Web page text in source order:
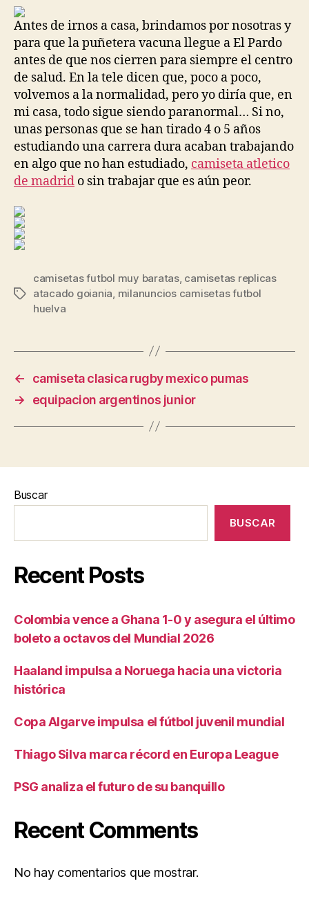
Antes de irnos a casa, brindamos por nosotras y
para que la puñetera vacuna llegue a El Pardo
antes de que nos cierren para siempre el centro
de salud. En la tele dicen que, poco a poco,
volvemos a la normalidad, pero yo diría que, en
mi casa, todo sigue siendo paranormal… Si no,
unas personas que se han tirado 4 o 5 años
estudiando una carrera dura acaban trabajando
en algo que no han estudiado, camiseta atletico
de madrid o sin trabajar que es aún peor.
Etiquetas
camisetas futbol muy baratas, camisetas replicas
atacado goiania milanuncios camisetas futbol
huelva
←
camiseta clasica rugby mexico pumas
→
equipacion argentinos junior
Buscar
BUSCAR
Recent Posts
Colombia vence a Ghana 1-0 y asegura el último
boleto a octavos del Mundial 2026
Haaland impulsa a Noruega hacia una victoria
histórica
Copa Algarve impulsa el fútbol juvenil mundial
Thiago Silva marca récord en Europa League
PSG analiza el futuro de su banquillo
Recent Comments
No hay comentarios que mostrar.